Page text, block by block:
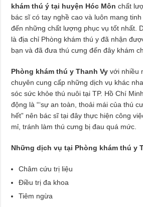
khám thú ý tại huyện Hóc Môn chất
bác sĩ có tay nghề cao và luôn mang
đến những chất lượng phục vụ tốt nhất.
là địa chỉ Phòng khám thú y đã nhận
bạn và đã đưa thú cưng đến đây khám
Phòng khám thú y Thanh Vy với nhiều
chuyên cung cấp những dịch vụ khác
sóc sức khỏe thú nuôi tại TP. Hồ Chí
động là “‘sự an toàn, thoải mái của thú
hết” nên bác sĩ tại đây thực hiện công
mỉ, tránh làm thú cưng bị đau quá mức.
Những dịch vụ tại Phòng khám thú y
Châm cứu trị liệu
Điều trị đa khoa
Tiêm ngừa